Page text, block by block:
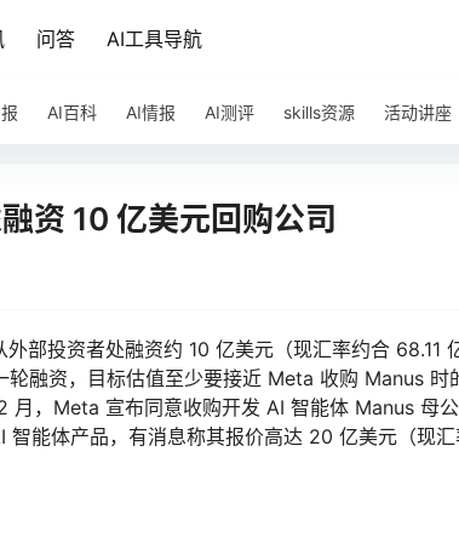
问答 AI工具导航
AI百科 AI情报 AI测评 skills资源 活动讲座
资 10 亿美元回购公司
部投资者处融资约 10 亿美元（现汇率约合 68.11
融资，目标估值至少要接近 Meta 收购 Manus 时
，Meta 宣布同意收购开发 AI 智能体 Manus 母
智能体产品，有消息称其报价高达 20 亿美元（现